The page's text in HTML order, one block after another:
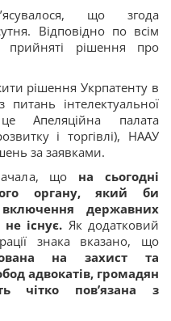
що згода
Відповідно по всім
прийняті рішення про
рішення Укрпатенту в
питань інтелектуальної
Апеляційна палата
і торгівлі), НААУ
за заявками.
що на сьогодні
органу, який би
державних
існує. Як додатковий
знака вказано, що
на захист та
адвокатів, громадян
чітко пов’язана з